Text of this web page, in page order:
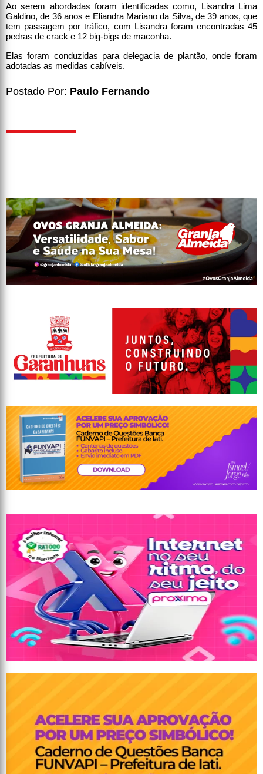
Ao serem abordadas foram identificadas como, Lisandra Lima
Galdino, de 36 anos e Eliandra Mariano da Silva, de 39 anos, que
tem passagem por tráfico, com Lisandra foram encontradas 45
pedras de crack e 12 big-bigs de maconha.
Elas foram conduzidas para delegacia de plantão, onde foram
adotadas as medidas cabíveis.
Postado Por: Paulo Fernando